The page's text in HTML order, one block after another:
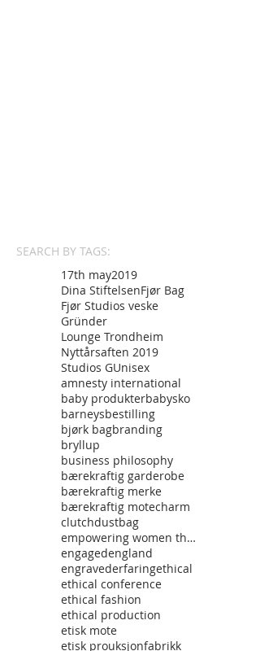
SEARCH BY TAGS:
17th may2019
Dina StiftelsenFjør Bag
Fjør Studios veske
Gründer
Lounge Trondheim
Nyttårsaften 2019
Studios GUnisex
amnesty international
baby produkterbabysko
barneysbestilling
bjørk bagbranding
bryllup
business philosophy
bærekraftig garderobe
bærekraftig merke
bærekraftig motecharm
clutchdustbag
empowering women through fashon
engagedengland
engravederfaringethical
ethical conference
ethical fashion
ethical production
etisk mote
etisk prouksjonfabrikk